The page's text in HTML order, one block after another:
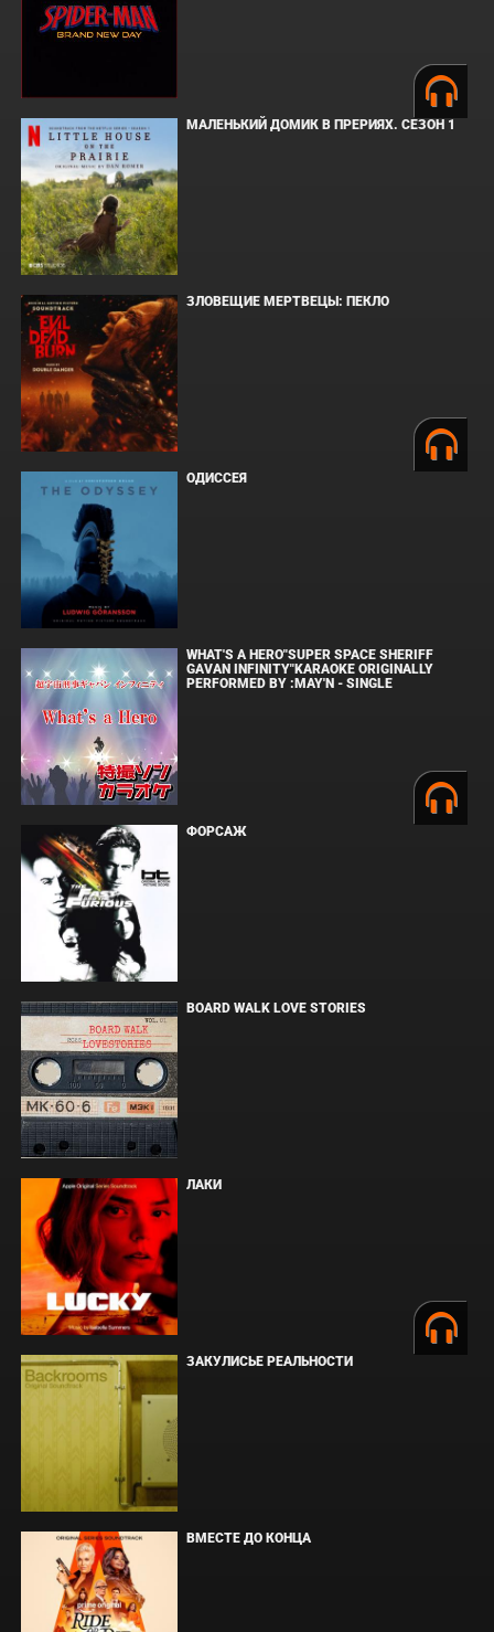
МАЛЕНЬКИЙ ДОМИК В ПРЕРИЯХ. СЕЗОН 1
ЗЛОВЕЩИЕ МЕРТВЕЦЫ: ПЕКЛО
ОДИССЕЯ
WHAT'S A HERO"SUPER SPACE SHERIFF
GAVAN INFINITY"KARAOKE ORIGINALLY
PERFORMED BY :MAY'N - SINGLE
ФОРСАЖ
BOARD WALK LOVE STORIES
ЛАКИ
ЗАКУЛИСЬЕ РЕАЛЬНОСТИ
ВМЕСТЕ ДО КОНЦА